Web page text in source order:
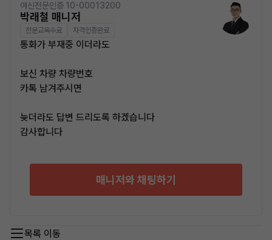
여신전문인증 10-00013200
박래철 매니저
전문교육수료 자격인증완료
통화가 부재중 이더라도
보신 차량 차량번호
카톡 남겨주시면
늦더라도 답변 드리도록 하겠습니다
감사합니다
매니저와 채팅하기
목록 이동